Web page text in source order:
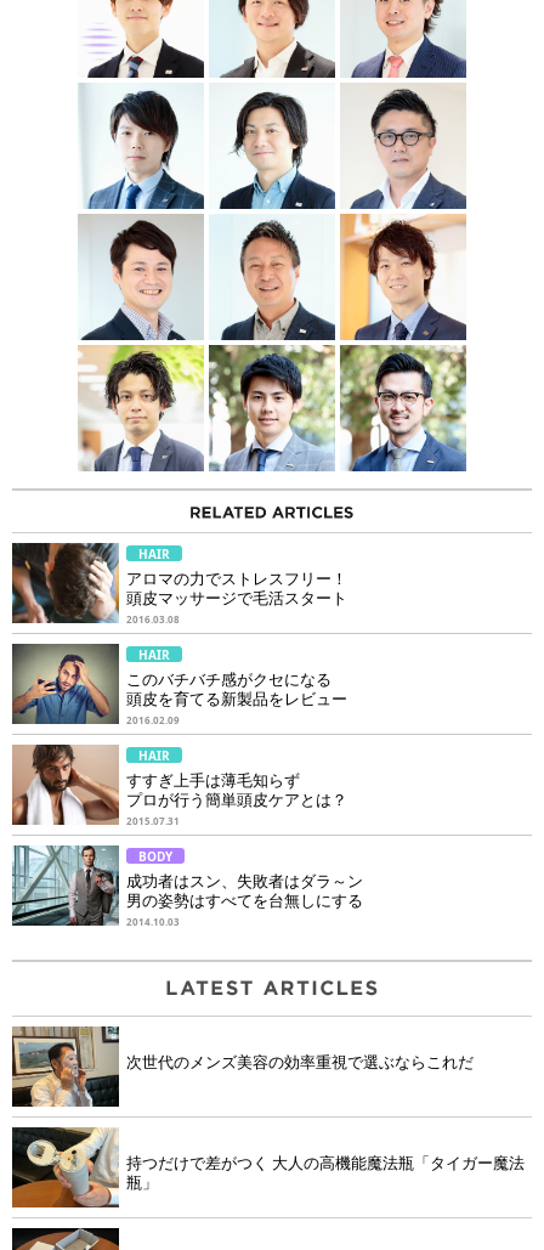
HAIR
アロマの力でストレスフリー！
頭皮マッサージで毛活スタート
2016.03.08
HAIR
このバチバチ感がクセになる
頭皮を育てる新製品をレビュー
2016.02.09
HAIR
すすぎ上手は薄毛知らず
プロが行う簡単頭皮ケアとは？
2015.07.31
BODY
成功者はスン、失敗者はダラ～ン
男の姿勢はすべてを台無しにする
2014.10.03
次世代のメンズ美容の効率重視で選ぶならこれだ
持つだけで差がつく 大人の高機能魔法瓶「タイガー魔法
瓶」